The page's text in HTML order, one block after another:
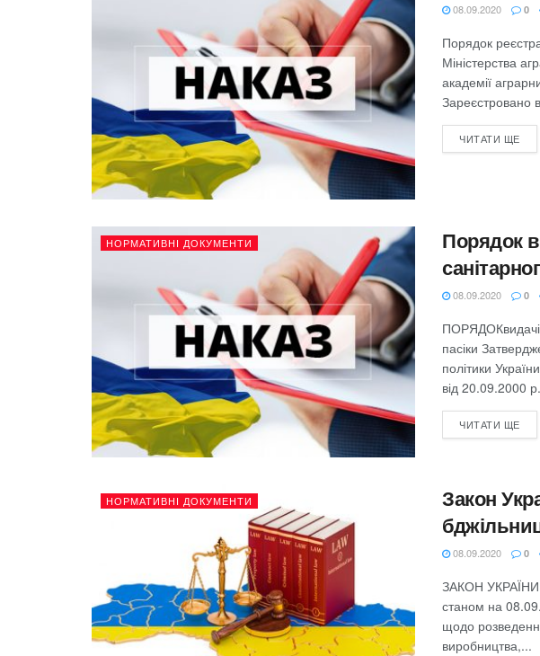
08.09.2020 0
Порядок
Міністерства
академії
Зареєстровано
ЧИТАТИ ЩЕ
НОРМАТИВНІ ДОКУМЕНТИ
Порядок
08.09.2020 0
ПОРЯДОКвидачі
пасіки
політики
від 20.09.2000
ЧИТАТИ ЩЕ
НОРМАТИВНІ ДОКУМЕНТИ
Закон
08.09.2020 0
ЗАКОН УКРАЇНИ
станом на
щодо
виробництва,...